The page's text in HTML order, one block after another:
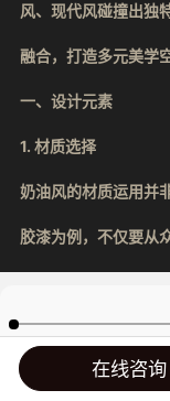
风、现代风碰撞出独
融合，打造多元美学
一、设计元素
1. 材质选择
奶油风的材质运用并
胶漆为例，不仅要从
等带有天然肌理的材
2. 沙发搭配
00:00
在线咨询